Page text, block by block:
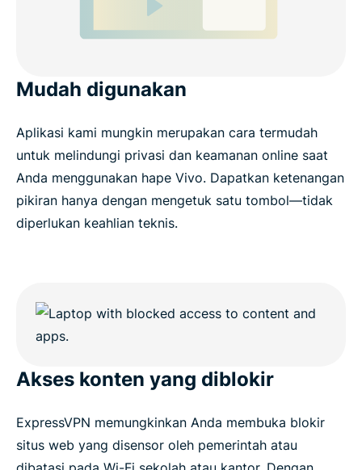
Mudah digunakan
Aplikasi kami mungkin merupakan cara termudah
untuk melindungi privasi dan keamanan online saat
Anda menggunakan hape Vivo. Dapatkan ketenangan
pikiran hanya dengan mengetuk satu tombol—tidak
diperlukan keahlian teknis.
Akses konten yang diblokir
ExpressVPN memungkinkan Anda membuka blokir
situs web yang disensor oleh pemerintah atau